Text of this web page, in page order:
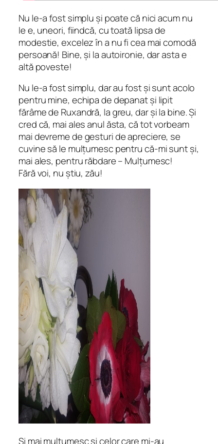
Nu le-a fost simplu și poate că nici acum nu
le e, uneori, fiindcă, cu toată lipsa de
modestie, excelez în a nu fi cea mai comodă
persoană! Bine, și la autoironie, dar asta e
altă poveste!
Nu le-a fost simplu, dar au fost și sunt acolo
pentru mine, echipa de depanat și lipit
fărâme de Ruxandră, la greu, dar și la bine. Și
cred că, mai ales anul ăsta, că tot vorbeam
mai devreme de gesturi de apreciere, se
cuvine să le mulțumesc pentru că-mi sunt și,
mai ales, pentru răbdare – Mulțumesc!
Fără voi, nu știu, zău!
Și mai mulțumesc și celor care mi-au